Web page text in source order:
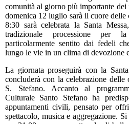
comunità al giorno più importante
domenica 12 luglio sarà il cuore
8:30 sarà celebrata la Santa
tradizionale processione per
particolarmente sentito dai fedeli
lungo le vie in un clima di devozione
La giornata proseguirà con la
concluderà con la celebrazione delle
S. Stefano. Accanto al
Culturale Santo Stefano ha
appuntamenti civili, pensato per
spettacolo, musica e aggregazione.